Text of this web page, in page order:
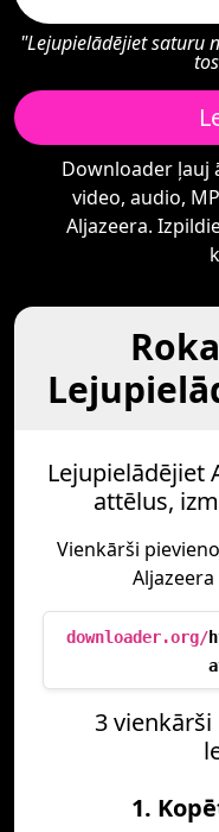
"Lejupielādējiet saturu
Downloader ļauj
video, audio,
Aljazeera.
Lejupielādējiet
attēlus,
Vienkārši
downloader.org/
3 vienkārši
1.